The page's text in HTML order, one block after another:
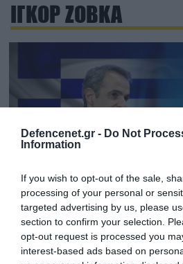
Defencenet.gr - Do Not
Information
If you wish to opt-out of the sale,
processing of your personal or
targeted advertising by us, please
section to confirm your selection.
opt-out request is processed you
interest-based ads based on
ΙΓΚΟΡ ΖΟΒΚΑ
23.05.2024 | 14:49
Μυστική αμυντική